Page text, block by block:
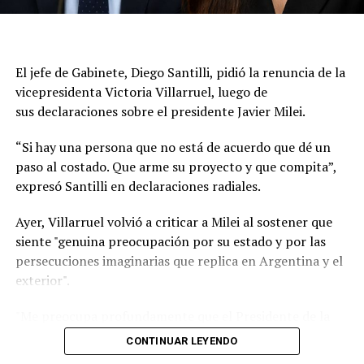
medida no implica una expulsión ni una declaración de
A partir de ahora, las relaciones diplomáticas quedarán
al frente de los encargados de negocios en las
respectivas embajadas mientras persista la escalada de
tensión entre Milei y Lula. La decisión de Brasil abre un
escenario de incertidumbre sobre el futuro de los
vínculos entre las dos principales economías del
En Brasilia señalaron que las expresiones de Milei
durante recientes entrevistas fueron determinantes
para la medida. En particular remarcaron que el
calificar a Lula de “ladrón” y “corrupto”, sino que repitió
esos términos en cuatro oportunidades.
El jefe de Gabinete, Diego Santilli, pidió la renuncia de la
vicepresidenta Victoria Villarruel, luego de
sus declaraciones sobre el presidente Javier Milei.
“Si hay una persona que no está de acuerdo que dé un
paso al costado. Que arme su proyecto y que compita”,
expresó Santilli en declaraciones radiales.
Ayer, Villarruel volvió a criticar a Milei al sostener que
siente "genuina preocupación por su estado y por las
persecuciones imaginarias que replica en Argentina y el
exterior".
Nación replique insensateces e inventos. Tengo genuina
preocupación por su estado y por las persecuciones
CONTINUAR LEYENDO